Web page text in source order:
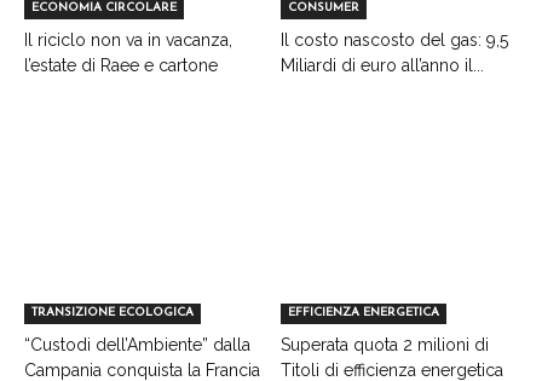
ECONOMIA CIRCOLARE
Il riciclo non va in vacanza,
l’estate di Raee e cartone
CONSUMER
Il costo nascosto del gas: 9,5
Miliardi di euro all’anno il...
TRANSIZIONE ECOLOGICA
“Custodi dell’Ambiente” dalla
Campania conquista la Francia
EFFICIENZA ENERGETICA
Superata quota 2 milioni di
Titoli di efficienza energetica